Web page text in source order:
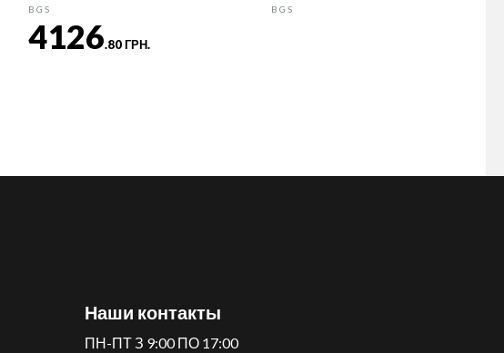
BGS
4126.80 ГРН.
BGS
Наши контакты
ПН-ПТ З 9:00 ПО 17:00